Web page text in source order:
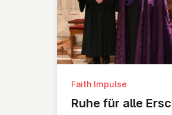
Faith Impulse
Ruhe für alle